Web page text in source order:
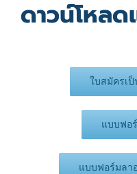
ดาวน์โหล
ใบสมัครเ
แบบฟอ
แบบฟอร์มลา